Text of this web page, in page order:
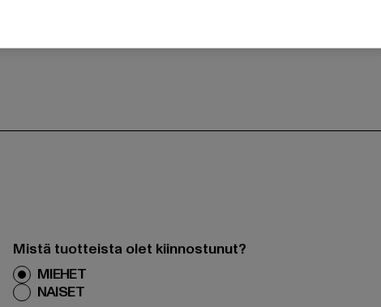
Mistä tuotteista olet kiinnostunut?
MIEHET
NAISET